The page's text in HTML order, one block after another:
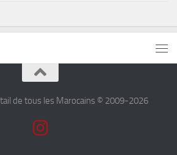
de tous les Marocains © 2009-2026